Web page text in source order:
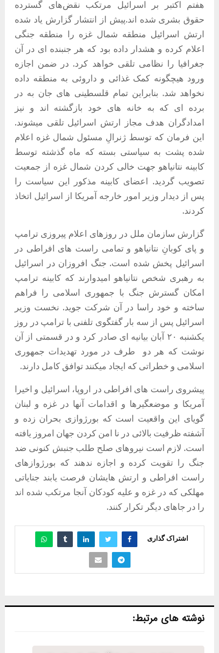
هفتم اکتبر بر اسرائیل مرتکب نقض‌های گسترده
حقوق بشری شده اند.پیش از انتشار گزارش یاد شده
ارتش اسرائیل منطقه شمال غزه را منطقه جنگی
اعلام کرده و هشدار داده بود که هر جنبنده ای در آن
جغرافیا را نظامی تلقی خواهد کرد. در ضمن اجازه
ورود هیچگونه کمک غذائی و داروئی به منطقه داده
نخواهد شد. بنابراین تمام قلسطینی های جان به در
برده ای که به خانه های خود بازگشته اند و نیز
امدادگران هدف مجاز ارتش اسرائیل تلقی میشوند.
این فرمان که توسط ژنرالِ مسئول شمال غزه اعلام
شده پشت به سیاستی بسته که ماه گذشته توسط
کابینه نتانیاهو جهت خالی کردن شمال غزه از جمعیت
تصویب گردید. اعضای کابینه مذکور این سیاست را
پس از دیدار وزیر امور خارجه آمریکا از اسرائیل اتخاذ
کردند.
گزارش سازمان ملل در روزهای اعلام پیروزی ترامپ
و پای کوبانِ نتانیاهو و تمامی راست های افراطی در
اسرائیل پخش شده است. جنگ افروزان در اسرائیل
به رهبری شخص نتانیاهو امیدوارند که کابینه ترامپ
امکان گسترش جنگ با جمهوری اسلامی را فراهم
ساخته و خود راسا در آن شرکت جوید. نخست وزیر
اسرائیل پس از سه بار گفتگوی تلفنی با ترامپ در روز
یکشنبه ۲۰ آبان بیانیه ای صادر کرد و در قسمتی از آن
نوشت که هر دو طرف در مورد تهدیدات جمهوری
اسلامی و خطراتی که ایجاد میکنند توافق کامل دارند.
پیشروی راست های افراطی در اروپا، اسرائیل و اخیرا
آمریکا و موضعگیرها و اقدامات آنها در غزه و لبنان
گویای این واقعیت است که بورژوازی بحران زده و
آشفته ظرفیت بالائی در نا امن کردن جهان امروز یافته
است. لازم است نیروهای صلح طلب جنبش کنونی ضد
جنگ را تقویت کرده و اجازه ندهند که بورژوازهای
راست افراطی و ارتش هایشان فرصت یابند جنایاتی
مهلکی که در غزه و علیه کودکان آنجا مرتکب شده اند
را در جاهای دیگر تکرار کنند.
اشتراک گذاری
نوشته های مرتبط: